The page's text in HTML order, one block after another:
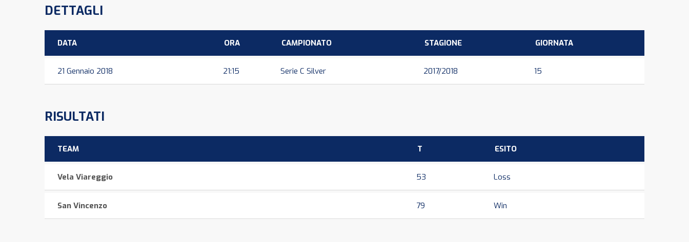
DETTAGLI
DATA ORA CAMPIONATO STAGIONE GIORNATA
21 Gennaio 2018 21:15 Serie C Silver 2017/2018 15
RISULTATI
TEAM T ESITO
Vela Viareggio 53 Loss
San Vincenzo 79 Win